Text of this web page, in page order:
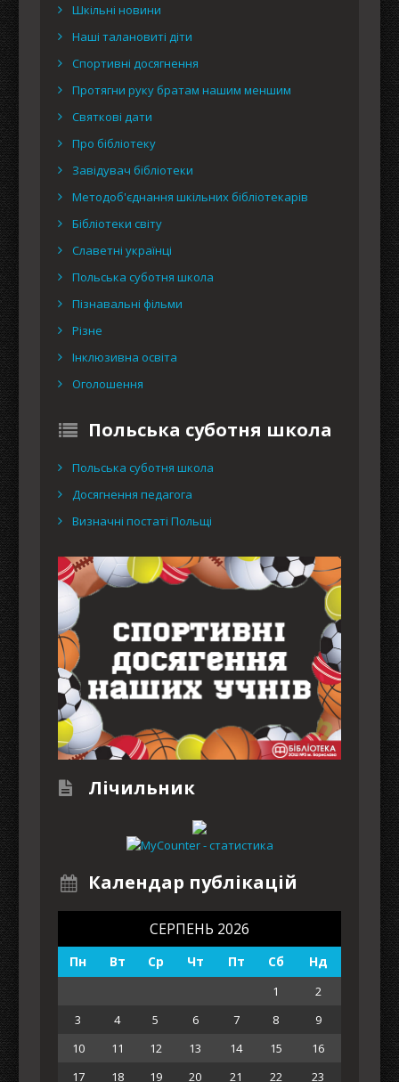
Шкільні новини
Наші талановиті діти
Спортивні досягнення
Протягни руку братам нашим меншим
Святкові дати
Про бібліотеку
Завідувач бібліотеки
Методоб'єднання шкільних бібліотекарів
Бібліотеки світу
Славетні українці
Польська суботня школа
Пізнавальні фільми
Різне
Інклюзивна освіта
Оголошення
Польська суботня школа
Польська суботня школа
Досягнення педагога
Визначні постаті Польщі
Лічильник
Календар публікацій
СЕРПЕНЬ 2026
Пн Вт Ср Чт Пт Сб Нд
1
2
3
4 5 6 7 8
9
10
11 12 13 14 15
16
17
18 19 20 21 22 23